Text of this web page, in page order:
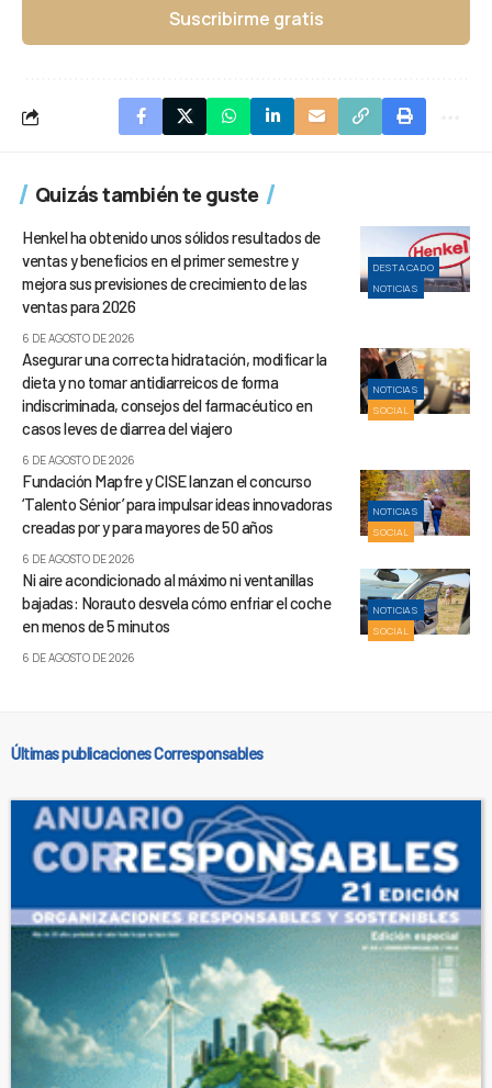
Suscribirme gratis
Quizás también te guste
DESTACADO
NOTICIAS
Henkel ha obtenido unos sólidos resultados de
ventas y beneficios en el primer semestre y
mejora sus previsiones de crecimiento de las
ventas para 2026
6 DE AGOSTO DE 2026
NOTICIAS
SOCIAL
Asegurar una correcta hidratación, modificar la
dieta y no tomar antidiarreicos de forma
indiscriminada, consejos del farmacéutico en
casos leves de diarrea del viajero
6 DE AGOSTO DE 2026
NOTICIAS
SOCIAL
Fundación Mapfre y CISE lanzan el concurso
‘Talento Sénior’ para impulsar ideas innovadoras
creadas por y para mayores de 50 años
6 DE AGOSTO DE 2026
NOTICIAS
SOCIAL
Ni aire acondicionado al máximo ni ventanillas
bajadas: Norauto desvela cómo enfriar el coche
en menos de 5 minutos
6 DE AGOSTO DE 2026
Últimas publicaciones Corresponsables